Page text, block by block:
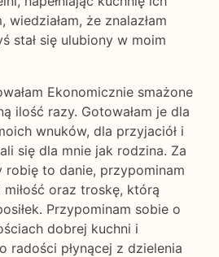
że znalazłam
stał się ulubiony w moim
Ekonomicznie smażone
ilość razy. Gotowałam je dla
wnuków, dla przyjaciół i
się dla mnie jak rodzina. Za
robię to danie, przypominam
oraz troskę, którą
Przypominam sobie o
dobrej kuchni i
radości płynącej z dzielenia